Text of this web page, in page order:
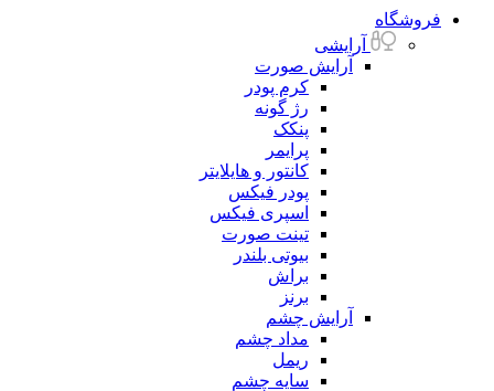
فروشگاه
آرایشی
آرایش صورت
کرم پودر
رژ گونه
پنکک
پرایمر
کانتور و هایلایتر
پودر فیکس
اسپری فیکس
تینت صورت
بیوتی بلندر
براش
برنز
آرایش چشم
مداد چشم
ریمل
سایه چشم